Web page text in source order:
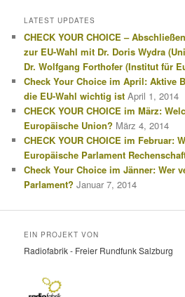
LATEST UPDATES
CHECK YOUR CHOICE –
zur EU-Wahl mit Dr. Doris Wydra
Dr. Wolfgang Forthofer (Institut für
Check Your Choice im April: Aktive
die EU-Wahl wichtig ist April 1, 2014
CHECK YOUR CHOICE im März:
Europäische Union? März 4, 2014
CHECK YOUR CHOICE im Februar:
Europäische Parlament
Check Your Choice im Jänner: Wer
Parlament? Januar 7, 2014
EIN PROJEKT VON
Radiofabrik - Freier Rundfunk Salzburg